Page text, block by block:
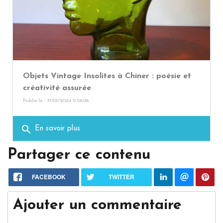
Objets Vintage Insolites à Chiner : poésie et
créativité assurée
Publié le : 31/01/2024 11:58:06
search En savoir plus
Partager ce contenu
FACEBOOK TWITTER
Ajouter un commentaire